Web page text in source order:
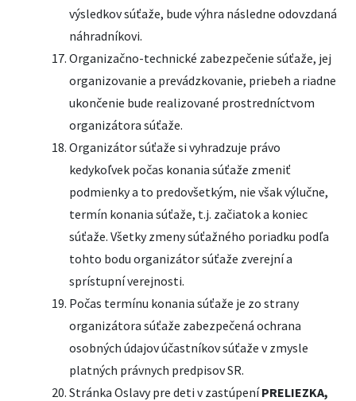
výsledkov súťaže, bude výhra následne odovzdaná
náhradníkovi.
Organizačno-technické zabezpečenie súťaže, jej
organizovanie a prevádzkovanie, priebeh a riadne
ukončenie bude realizované prostredníctvom
organizátora súťaže.
Organizátor súťaže si vyhradzuje právo
kedykoľvek počas konania súťaže zmeniť
podmienky a to predovšetkým, nie však výlučne,
termín konania súťaže, t.j. začiatok a koniec
súťaže. Všetky zmeny súťažného poriadku podľa
tohto bodu organizátor súťaže zverejní a
sprístupní verejnosti.
Počas termínu konania súťaže je zo strany
organizátora súťaže zabezpečená ochrana
osobných údajov účastníkov súťaže v zmysle
platných právnych predpisov SR.
Stránka Oslavy pre deti v zastúpeníPRELIEZKA,